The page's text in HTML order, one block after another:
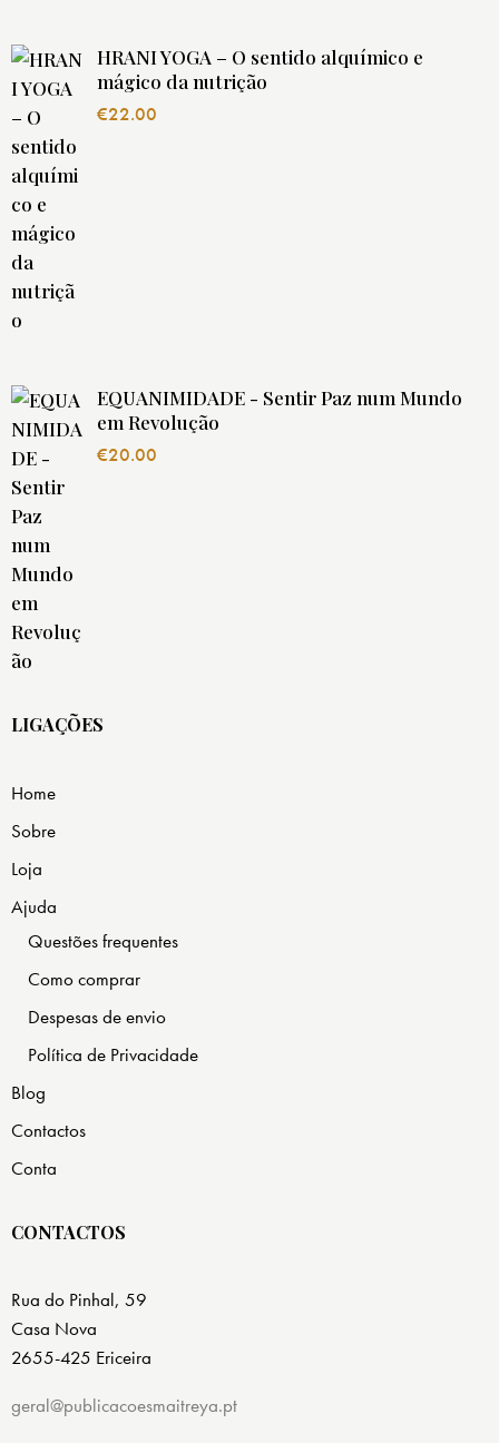
HRANI YOGA – O sentido alquímico e
mágico da nutrição
€22.00
EQUANIMIDADE - Sentir Paz num Mundo
em Revolução
€20.00
LIGAÇÕES
Home
Sobre
Loja
Ajuda
Questões frequentes
Como comprar
Despesas de envio
Política de Privacidade
Blog
Contactos
Conta
CONTACTOS
Rua do Pinhal, 59
Casa Nova
2655-425 Ericeira
geral@publicacoesmaitreya.pt